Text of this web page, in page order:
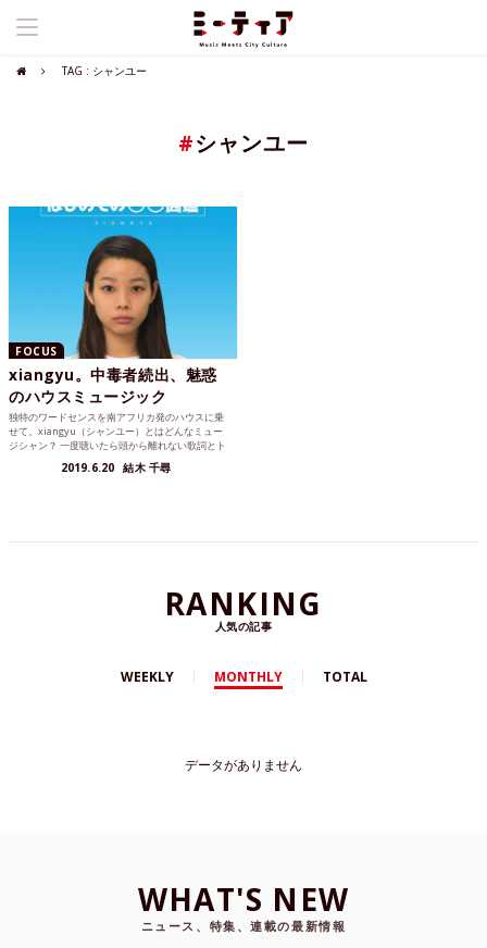
TAG : シャンユー
#シャンユー
FOCUS
xiangyu。中毒者続出、魅惑
のハウスミュージック
独特のワードセンスを南アフリカ発のハウスに乗
せて。xiangyu（シャンユー）とはどんなミュー
ジシャン？ 一度聴いたら頭から離れない歌詞とト
2019.6.20 結木 千尋
RANKING
人気の記事
WEEKLY MONTHLY TOTAL
データがありません
WHAT'S NEW
ニュース、特集、連載の最新情報